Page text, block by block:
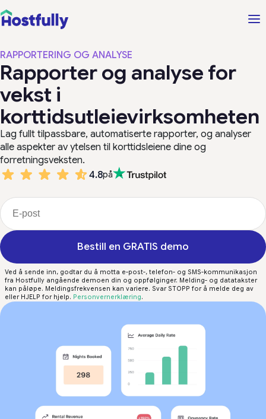
RAPPORTERING OG ANALYSE
Rapporter og analyse for
vekst i
korttidsutleievirksomheten
Lag fullt tilpassbare, automatiserte rapporter, og analyser
alle aspekter av ytelsen til korttidsleiene dine og
forretningsveksten.
4.8på
Bestill en GRATIS demo
Ved å sende inn, godtar du å motta e-post-, telefon- og SMS-kommunikasjon
fra Hostfully angående demoen din og oppfølginger. Melding- og datatakster
kan påløpe. Meldingsfrekvensen kan variere. Svar STOPP for å melde deg av
eller HJELP for hjelp. Personvernerklæring.